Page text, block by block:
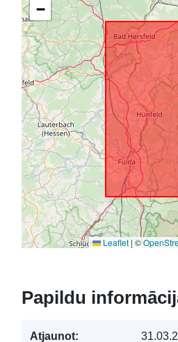
−
Leaflet | ©
Papildu
Atjaunot: